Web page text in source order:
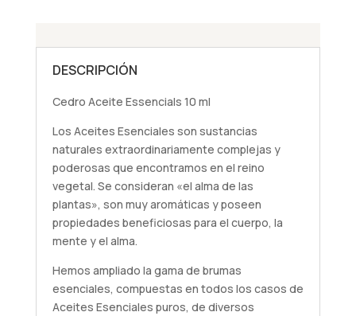
DESCRIPCIÓN
Cedro Aceite Essencials 10 ml
Los Aceites Esenciales son sustancias
naturales extraordinariamente complejas y
poderosas que encontramos en el reino
vegetal. Se consideran «el alma de las
plantas», son muy aromáticas y poseen
propiedades beneficiosas para el cuerpo, la
mente y el alma.
Hemos ampliado la gama de brumas
esenciales, compuestas en todos los casos de
Aceites Esenciales puros, de diversos